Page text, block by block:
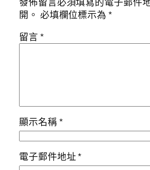
開。 必填欄位標示為*
留言*
顯示名稱*
電子郵件地址*